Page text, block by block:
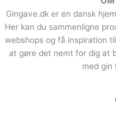
Gingave.dk er en dansk
Her kan du sammenligne
webshops og få inspiration
at gøre det nemt for dig at
med gin